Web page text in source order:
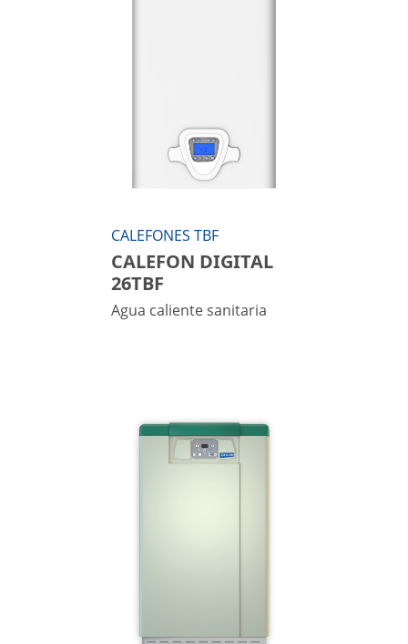
CALEFONES TBF
CALEFON DIGITAL
26TBF
Agua caliente sanitaria